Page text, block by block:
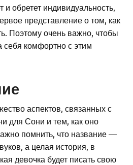
обретет индивидуальность,
представление о том, как
Поэтому очень важно, чтобы
себя комфортно с этим
аспектов, связанных с
для Сони и тем, как оно
помнить, что название —
а целая история, в
девочка будет писать свою